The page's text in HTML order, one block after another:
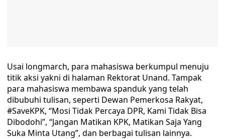
Usai longmarch, para mahasiswa berkumpul menuju
titik aksi yakni di halaman Rektorat Unand. Tampak
para mahasiswa membawa spanduk yang telah
dibubuhi tulisan, seperti Dewan Pemerkosa Rakyat,
#SaveKPK, “Mosi Tidak Percaya DPR, Kami Tidak Bisa
Dibodohi”, “Jangan Matikan KPK, Matikan Saja Yang
Suka Minta Utang”, dan berbagai tulisan lainnya.